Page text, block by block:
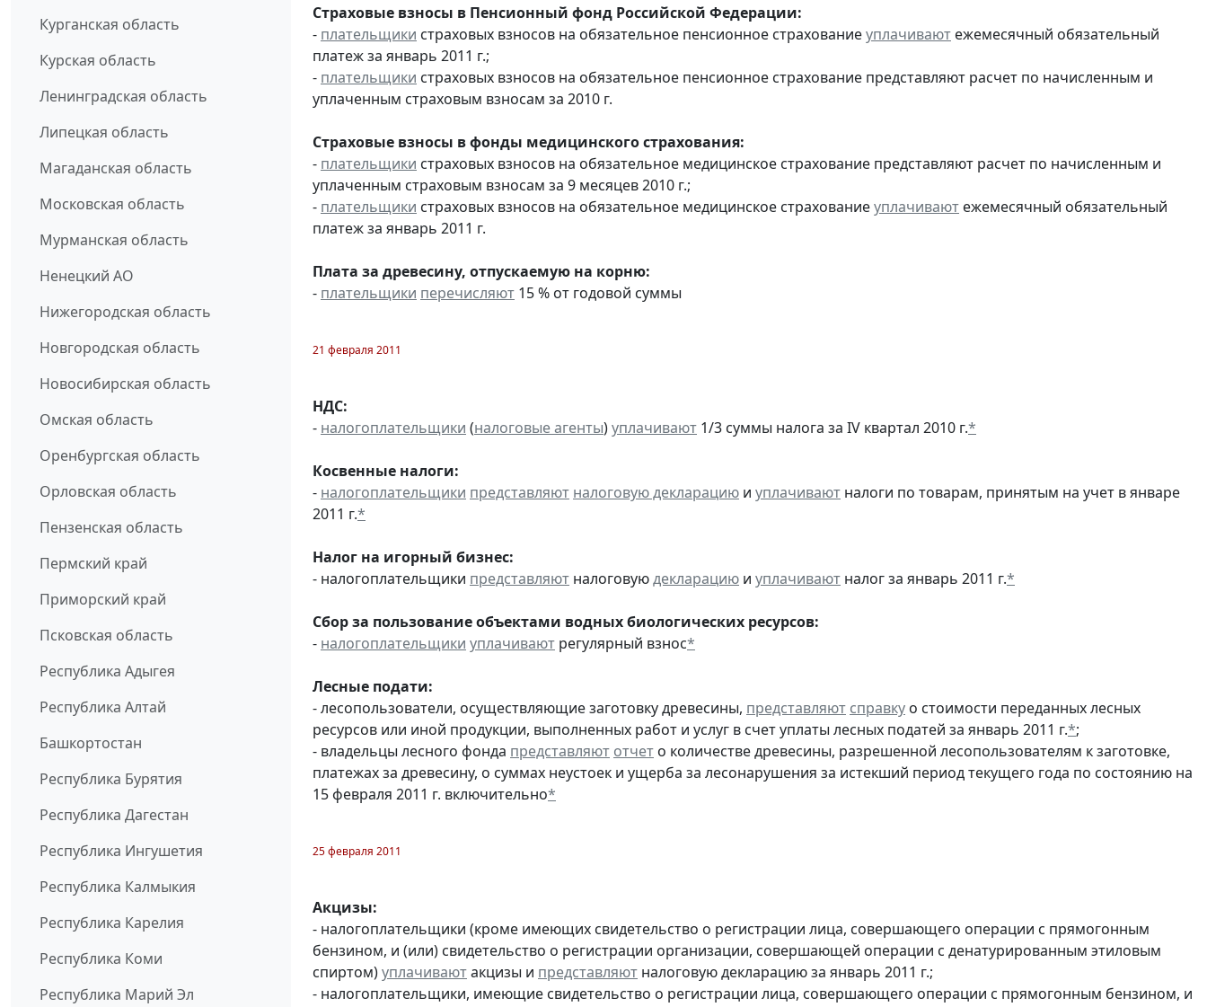
Курганская область
Курская область
Ленинградская область
Липецкая область
Магаданская область
Московская область
Мурманская область
Ненецкий АО
Нижегородская область
Новгородская область
Новосибирская область
Омская область
Оренбургская область
Орловская область
Пензенская область
Пермский край
Приморский край
Псковская область
Республика Адыгея
Республика Алтай
Башкортостан
Республика Бурятия
Республика Дагестан
Республика Ингушетия
Республика Калмыкия
Республика Карелия
Республика Коми
Республика Марий Эл
Страховые взносы в Пенсионный фонд Российской Федерации:
- плательщики страховых взносов на обязательное пенсионное страхованиеуплачивают ежемесячный обязательный
платеж за январь 2011 г.;
- плательщики страховых взносов на обязательное пенсионное страхование представляют расчет по начисленным и
уплаченным страховым взносам за 2010 г.
Страховые взносы в фонды медицинского страхования:
- плательщики страховых взносов на обязательное медицинское страхование представляют расчет по начисленным и
уплаченным страховым взносам за 9 месяцев 2010 г.;
- плательщики страховых взносов на обязательное медицинское страхованиеуплачивают ежемесячный обязательный
платеж за январь 2011 г.
Плата за древесину, отпускаемую на корню:
- плательщики перечисляют 15 % от годовой суммы
21 февраля 2011
НДС:
- налогоплательщики (налоговые агенты)уплачивают 1/3 суммы налога за IV квартал 2010 г.*
Косвенные налоги:
- налогоплательщики представляют налоговую декларацию и уплачивают налоги по товарам, принятым на учет в январе
2011 г.*
Налог на игорный бизнес:
- налогоплательщики представляют налоговуюдекларацию и уплачивают налог за январь 2011 г.*
Сбор за пользование объектами водных биологических ресурсов:
- налогоплательщики уплачивают регулярный взнос*
Лесные подати:
- лесопользователи, осуществляющие заготовку древесины, представляют справку о стоимости переданных лесных
ресурсов или иной продукции, выполненных работ и услуг в счет уплаты лесных податей за январь 2011 г.*;
- владельцы лесного фонда представляют отчет о количестве древесины, разрешенной лесопользователям к заготовке,
платежах за древесину, о суммах неустоек и ущерба за лесонарушения за истекший период текущего года по состоянию на
15 февраля 2011 г. включительно*
25 февраля 2011
Акцизы:
- налогоплательщики (кроме имеющих свидетельство о регистрации лица, совершающего операции с прямогонным
бензином, и (или) свидетельство о регистрации организации, совершающей операции с денатурированным этиловым
спиртом)уплачиваютакцизы и представляют налоговую декларацию за январь 2011 г.;
- налогоплательщики, имеющие свидетельство о регистрации лица, совершающего операции с прямогонным бензином, и